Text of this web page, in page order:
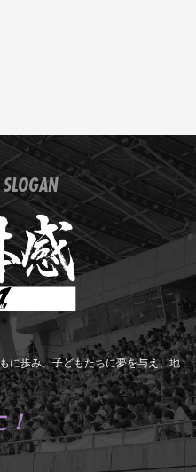
に歩み、子どもたちに夢を与え、地
！